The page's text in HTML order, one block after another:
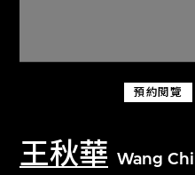
預約閱覽
王秋華 Wang
關於M+藏品
探索世界頂級的二
文化藏品。